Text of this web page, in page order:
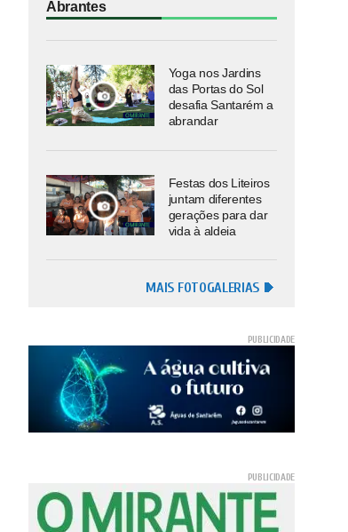
Abrantes
Yoga nos Jardins
das Portas do Sol
desafia Santarém a
abrandar
Festas dos Liteiros
juntam diferentes
gerações para dar
vida à aldeia
MAIS FOTOGALERIAS